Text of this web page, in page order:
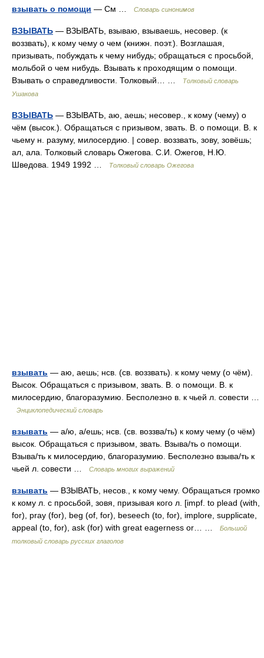
взывать о помощи — См … Словарь синонимов
ВЗЫВАТЬ — ВЗЫВАТЬ, взываю, взываешь, несовер. (к
воззвать), к кому чему о чем (книжн. поэт.). Возглашая,
призывать, побуждать к чему нибудь; обращаться с просьбой,
мольбой о чем нибудь. Взывать к проходящим о помощи.
Взывать о справедливости. Толковый… …
Толковый словарь
Ушакова
ВЗЫВАТЬ — ВЗЫВАТЬ, аю, аешь; несовер., к кому (чему) о
чём (высок.). Обращаться с призывом, звать. В. о помощи. В. к
чьему н. разуму, милосердию. | совер. воззвать, зову, зовёшь;
ал, ала. Толковый словарь Ожегова. С.И. Ожегов, Н.Ю.
Шведова. 1949 1992 …
Толковый словарь Ожегова
взывать — аю, аешь; нсв. (св. воззвать). к кому чему (о чём).
Высок. Обращаться с призывом, звать. В. о помощи. В. к
милосердию, благоразумию. Бесполезно в. к чьей л. совести …
Энциклопедический словарь
взывать — а/ю, а/ешь; нсв. (св. воззва/ть) к кому чему (о чём)
высок. Обращаться с призывом, звать. Взыва/ть о помощи.
Взыва/ть к милосердию, благоразумию. Бесполезно взыва/ть к
чьей л. совести …
Словарь многих выражений
взывать — ВЗЫВАТЬ, несов., к кому чему. Обращаться громко
к кому л. с просьбой, зовя, призывая кого л. [impf. to plead (with,
for), pray (for), beg (of, for), beseech (to, for), implore, supplicate,
appeal (to, for), ask (for) with great eagerness or… …
Большой
толковый словарь русских глаголов